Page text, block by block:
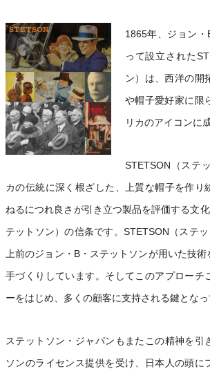
1865年、ジョン
って設立された
ン）は、西洋の開
や帽子愛好家に限
リカのアイコンに
STETSON（ステ
カの伝統に深く根ざした、上質な帽子を作り
ねるにつれ良さが引き立つ製品を評価する文
テットソン）の信条です。STETSON（ステ
上前のジョン・B・ステットソンが用いた技
手づくりしています。そしてこのアプローチ
ーをはじめ、多くの顧客に支持される鍵となっ
ステットソン・ジャパンもまたこの精神を引
ソンのライセンス提供を受け、日本人の頭に